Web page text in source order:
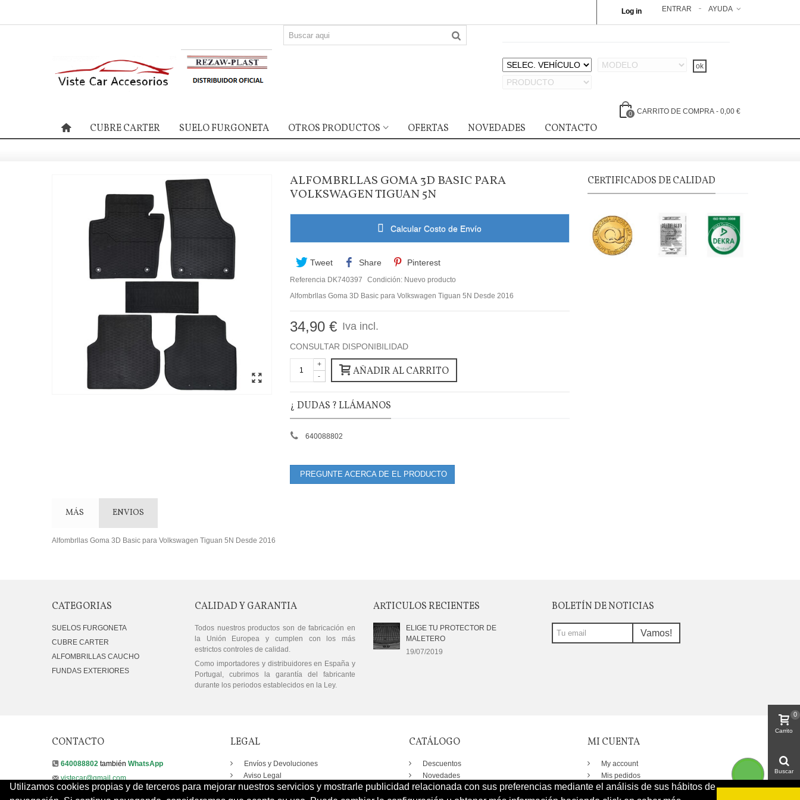
Utilizamos cookies propias y de terceros para mejorar nuestros servicios y mostrarle publicidad relacionada con sus preferencias mediante el análisis de sus hábitos de
AYUDA
ENTRAR
Log in
0 CARRITO DE COMPRA - 0,00 €
CUBRE CARTER SUELO FURGONETA OTROS PRODUCTOS OFERTAS NOVEDADES CONTACTO
ALFOMBRLLAS GOMA 3D BASIC PARA
VOLKSWAGEN TIGUAN 5N
Calcular Costo de Envío
Tweet Share Pinterest
Referencia DK740397 Condición: Nuevo producto
Alfombrllas Goma 3D Basic para Volkswagen Tiguan 5N Desde 2016
34,90 € Iva incl.
CONSULTAR DISPONIBILIDAD
-
+
AÑADIR AL CARRITO
¿ DUDAS ? LLÁMANOS
640088802
PREGUNTE ACERCA DE EL PRODUCTO
CERTIFICADOS DE CALIDAD
MÁS ENVIOS
Alfombrllas Goma 3D Basic para Volkswagen Tiguan 5N Desde 2016
CATEGORIAS
SUELOS FURGONETA
CUBRE CARTER
ALFOMBRILLAS CAUCHO
FUNDAS EXTERIORES
CALIDAD Y GARANTIA
Todos nuestros productos son de fabricación en
la Unión Europea y cumplen con los más
estrictos controles de calidad.
Como importadores y distribuidores en España y
Portugal, cubrimos la garantía del fabricante
durante los periodos establecidos en la Ley.
ARTICULOS RECIENTES
ELIGE TU PROTECTOR DE
MALETERO
19/07/2019
BOLETÍN DE NOTICIAS
Vamos!
CONTACTO
640088802 también WhatsApp
vistecar@gmail.com
Contactenos
LEGAL
Envíos y Devoluciones
Aviso Legal
Términos y condiciones
CATÁLOGO
Descuentos
Novedades
Los más vendidos
MI CUENTA
My account
Mis pedidos
Mis direcciones
Carrito
0
Buscar